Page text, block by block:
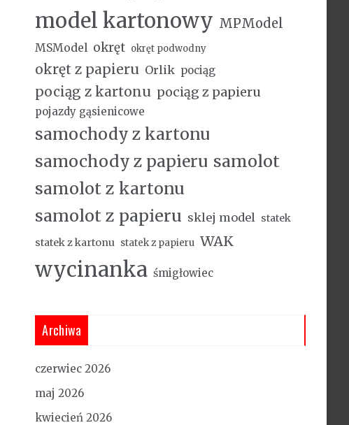
model kartonowy MPModel
MSModel okręt okręt podwodny
okręt z papieru Orlik pociąg
pociąg z kartonu pociąg z papieru
pojazdy gąsienicowe
samochody z kartonu
samochody z papieru samolot
samolot z kartonu
samolot z papieru sklej model
statek
statek z kartonu statek z papieru WAK
wycinanka śmigłowiec
Archiwa
czerwiec 2026
maj 2026
kwiecień 2026